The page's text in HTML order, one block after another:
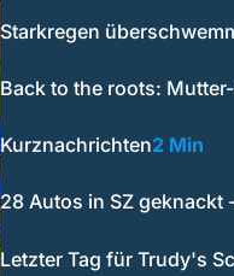
Starkregen
Back to the roots:
Kurznachrichten2 Min
28 Autos in SZ
Letzter Tag für Trudy's